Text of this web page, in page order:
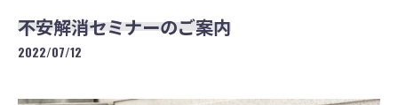
不安解消セミナーのご案内
2022/07/12